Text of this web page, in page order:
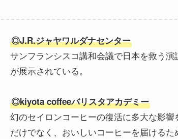
◎J.R.ジャヤワルダナセンター
サンフランシスコ講和会議で日本を救う
が展示されている。
◎kiyota coffeeバリスタアカデミー
幻のセイロンコーヒーの復活に多大な影
だけでなく、おいしいコーヒーを届けるた